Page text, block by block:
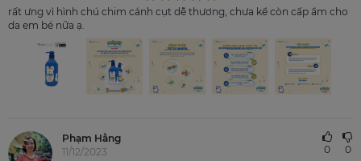
rất ưng vì hình chú chim cánh cụt dễ thương, chưa kể còn cấp ẩm cho
da em bé nữa ạ.
Phạm Hằng
11/12/2023
0 0